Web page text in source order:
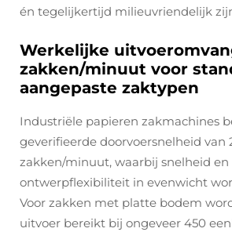
én tegelijkertijd milieuvriendelijk
Werkelijke
zakken/minuut voor
aangepaste zaktypen
Industriële papieren zakmachines
geverifieerde doorvoersnelheid van
zakken/minuut, waarbij snelheid en
ontwerpflexibiliteit in evenwicht
Voor zakken met platte bodem
uitvoer bereikt bij ongeveer 450